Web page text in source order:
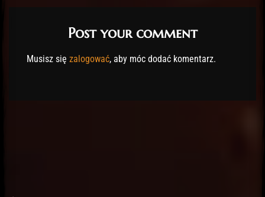
Post your comment
Musisz się zalogować, aby móc dodać komentarz.